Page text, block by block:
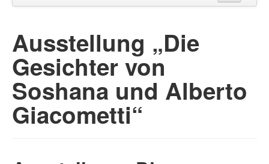
Biografie
Bilder
Datenbank
Ausstellung „Die
Gesichter von
Soshana und Alberto
Giacometti“